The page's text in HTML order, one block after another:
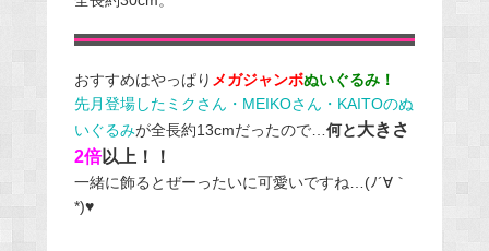
おすすめはやっぱり メガジャンボぬいぐるみ！
先月登場したミクさん・MEIKOさん・KAITOのぬ
いぐるみが全長約13cmだったので…何と大きさ
2倍以上！！
一緒に飾るとぜーったいに可愛いですね…(ﾉ´∀｀
*)♥